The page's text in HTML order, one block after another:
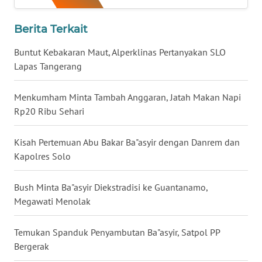
Berita Terkait
Buntut Kebakaran Maut, Alperklinas Pertanyakan SLO
Lapas Tangerang
Menkumham Minta Tambah Anggaran, Jatah Makan Napi
Rp20 Ribu Sehari
Kisah Pertemuan Abu Bakar Ba"asyir dengan Danrem dan
Kapolres Solo
Bush Minta Ba"asyir Diekstradisi ke Guantanamo,
Megawati Menolak
Temukan Spanduk Penyambutan Ba"asyir, Satpol PP
Bergerak
BABEL
SUMBAR
WN
SUMSEL
WN
BENGKULU
WN
LAMPUNG
WN
JATENG